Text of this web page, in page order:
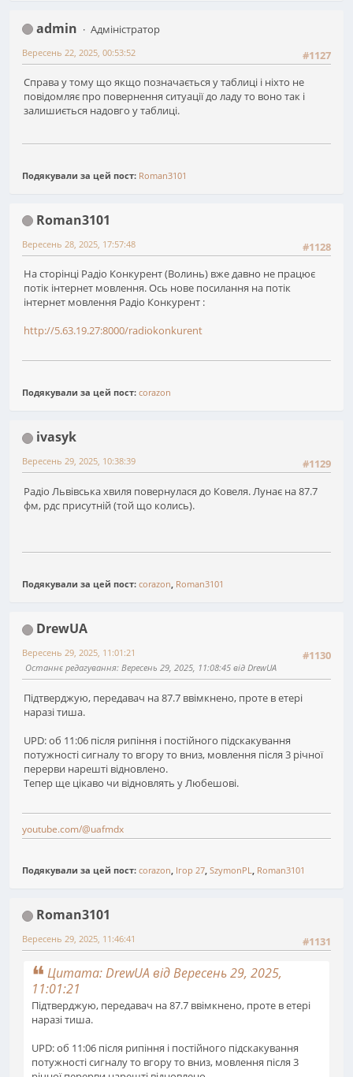
admin
Адміністратор
#1127
Вересень 22, 2025, 00:53:52
Справа у тому що якщо позначається у таблиці і ніхто не
повідомляє про повернення ситуації до ладу то воно так і
залишиється надовго у таблиці.
Подякували за цей пост: Roman3101
Roman3101
#1128
Вересень 28, 2025, 17:57:48
На сторінці Радіо Конкурент (Волинь) вже давно не працює
потік інтернет мовлення. Ось нове посилання на потік
інтернет мовлення Радіо Конкурент :
http://5.63.19.27:8000/radiokonkurent
Подякували за цей пост: corazon
ivasyk
#1129
Вересень 29, 2025, 10:38:39
Радіо Львівська хвиля повернулася до Ковеля. Лунає на 87.7
фм, рдс присутній (той що колись).
Подякували за цей пост: corazon, Roman3101
DrewUA
#1130
Вересень 29, 2025, 11:01:21
Останнє редагування: Вересень 29, 2025, 11:08:45 від DrewUA
Підтверджую, передавач на 87.7 ввімкнено, проте в етері
наразі тиша.
UPD: об 11:06 після рипіння і постійного підскакування
потужності сигналу то вгору то вниз, мовлення після 3 річної
перерви нарешті відновлено.
Тепер ще цікаво чи відновлять у Любешові.
youtube.com/@uafmdx
Подякували за цей пост: corazon Ігор 27 SzymonPL Roman3101
Roman3101
#1131
Вересень 29, 2025, 11:46:41
Цитата: DrewUA від Вересень 29, 2025,
11:01:21
Підтверджую, передавач на 87.7 ввімкнено, проте в етері
наразі тиша.
UPD: об 11:06 після рипіння і постійного підскакування
потужності сигналу то вгору то вниз, мовлення після 3